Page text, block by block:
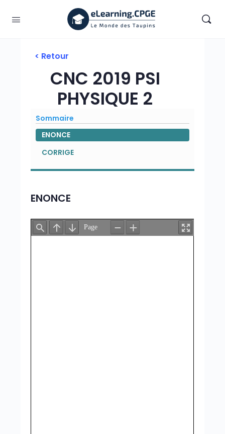
< Retour
CNC 2019 PSI
PHYSIQUE 2
Sommaire
ENONCE
CORRIGE
ENONCE